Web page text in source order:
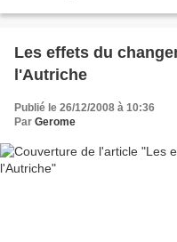
Les effets du
l'Autriche
Publié le 26/12/2008 à 10:36
Par Gerome